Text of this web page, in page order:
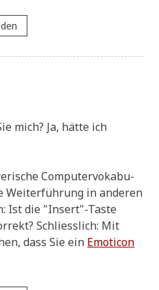
mich? Ja, hät­te ich
Com­pu­ter­vo­ka­bu­
Wei­ter­füh­rung in ande­ren
Ist die "Insert"-Taste
Schliess­lich: Mit
dass Sie ein Emo­ti­con